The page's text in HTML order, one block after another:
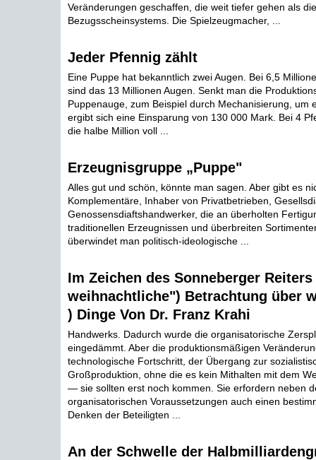
Veränderungen geschaffen, die weit tiefer gehen als
Bezugsscheinsystems. Die Spielzeugmacher, ...
Jeder Pfennig zählt
Eine Puppe hat bekanntlich zwei Augen. Bei 6,5
sind das 13 Millionen Augen. Senkt man die
Puppenauge, zum Beispiel durch Mechanisierung, um
ergibt sich eine Einsparung von 130 000 Mark. Bei 4
die halbe Million voll ...
Erzeugnisgruppe „Puppe"
Alles gut und schön, könnte man sagen. Aber gibt es
Komplementäre, Inhaber von Privatbetrieben,
Genossensdiaftshandwerker, die an überholten
traditionellen Erzeugnissen und überbreiten
überwindet man politisch-ideologische ...
Im Zeichen des Sonneberger Reiters
weihnachtliche") Betrachtung über
) Dinge Von Dr. Franz Krahi
Handwerks. Dadurch wurde die organisatorische
eingedämmt. Aber die produktionsmäßigen
technologische Fortschritt, der Übergang zur
Großproduktion, ohne die es kein Mithalten mit dem
— sie sollten erst noch kommen. Sie erfordern neben
organisatorischen Voraussetzungen auch einen
Denken der Beteiligten ...
An der Schwelle der